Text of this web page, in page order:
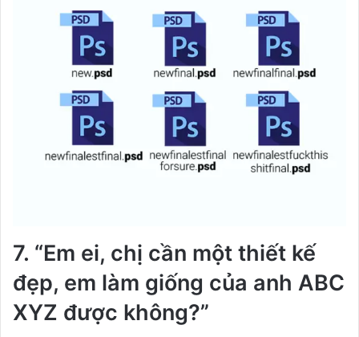
7. “Em ei, chị cần một thiết kế
đẹp, em làm giống của anh ABC
XYZ được không?”